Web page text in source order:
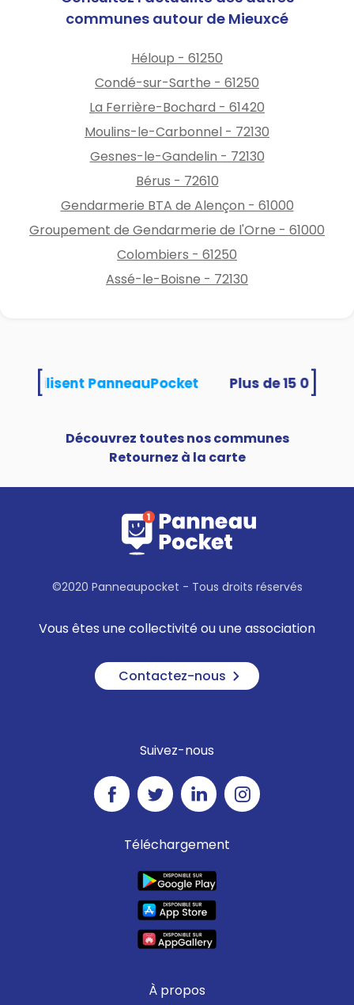
communes autour de Mieuxcé
Héloup - 61250
Condé-sur-Sarthe - 61250
La Ferrière-Bochard - 61420
Moulins-le-Carbonnel - 72130
Gesnes-le-Gandelin - 72130
Bérus - 72610
Gendarmerie BTA de Alençon - 61000
Groupement de Gendarmerie de l'Orne - 61000
Colombiers - 61250
Assé-le-Boisne - 72130
utilisent PanneauPocket
Découvrez toutes nos communes
Retournez à la carte
©2020 Panneaupocket - Tous droits réservés
Vous êtes une collectivité ou une association
Contactez-nous
Suivez-nous
Téléchargement
À propos